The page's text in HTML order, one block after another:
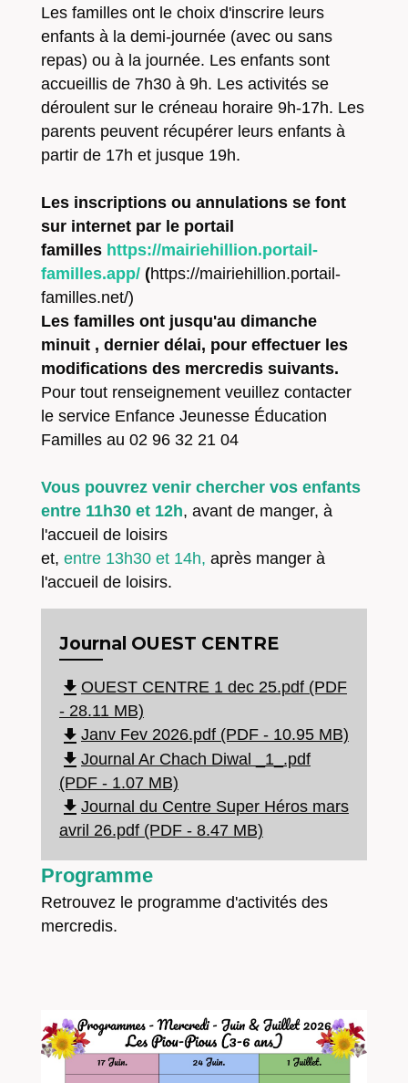
Les familles ont le choix d'inscrire leurs
enfants à la demi-journée (avec ou sans
repas) ou à la journée. Les enfants sont
accueillis de 7h30 à 9h. Les activités se
déroulent sur le créneau horaire 9h-17h. Les
parents peuvent récupérer leurs enfants à
partir de 17h et jusque 19h.
Les inscriptions ou annulations se font
sur internet par le portail
familles https://mairiehillion.portail-
familles.app/ (https://mairiehillion.portail-
familles.net/)
Les familles ont jusqu'au dimanche
minuit , dernier délai, pour effectuer les
modifications des mercredis suivants.
Pour tout renseignement veuillez contacter
le service Enfance Jeunesse Éducation
Familles au 02 96 32 21 04
Vous pouvrez venir chercher vos enfants
entre 11h30 et 12h, avant de manger, à
l'accueil de loisirs
et, entre 13h30 et 14h, après manger à
l'accueil de loisirs.
Journal OUEST CENTRE
file_download OUEST CENTRE 1 dec 25.pdf (PDF
- 28.11 MB)
file_download Janv Fev 2026.pdf (PDF - 10.95 MB)
file_download Journal Ar Chach Diwal _1_.pdf
(PDF - 1.07 MB)
file_download Journal du Centre Super Héros mars
avril 26.pdf (PDF - 8.47 MB)
Programme
Retrouvez le programme d'activités des
mercredis.